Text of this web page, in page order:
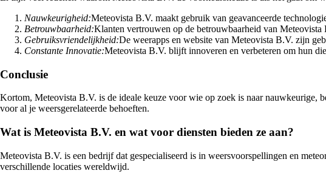
Nauwkeurigheid:Meteovista B.V. maakt gebruik van geavanceerde
Betrouwbaarheid:Klanten vertrouwen op de betrouwbaarheid van
Gebruiksvriendelijkheid:De weerapps en website van Meteovista B.V. zijn
Constante Innovatie:Meteovista B.V. blijft innoveren en verbeteren om hun
Conclusie
Kortom, Meteovista B.V. is de ideale keuze voor wie op zoek is naar nauwkeurige,
voor al je weersgerelateerde behoeften.
Wat is Meteovista B.V. en wat voor diensten bieden ze aan?
Meteovista B.V. is een bedrijf dat gespecialiseerd is in weersvoorspellingen en
verschillende locaties wereldwijd.